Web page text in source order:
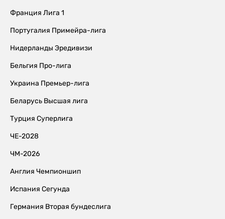
Франция Лига 1
Португалия Примейра-лига
Нидерланды Эредивизи
Бельгия Про-лига
Украина Премьер-лига
Беларусь Высшая лига
Турция Суперлига
ЧЕ-2028
ЧМ-2026
Англия Чемпионшип
Испания Сегунда
Германия Вторая бундеслига